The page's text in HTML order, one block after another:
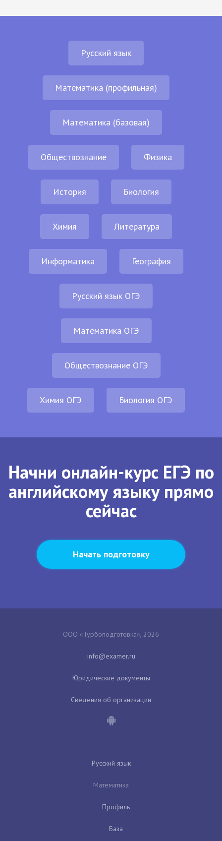
Русский язык
Математика (профильная)
Математика (базовая)
Обществознание Физика
История Биология
Химия Литература
Информатика География
Русский язык ОГЭ
Математика ОГЭ
Обществознание ОГЭ
Химия ОГЭ Биология ОГЭ
Начни онлайн-курс ЕГЭ по
английскому языку прямо
сейчас
Начать подготовку
ООО «Турбоподготовка», 2026
Юридические документы
Сведения об организации
Русский язык
Математика
Профиль
База